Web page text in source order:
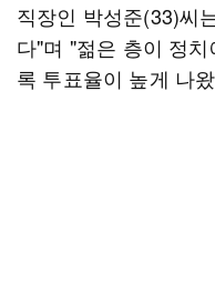
직장인 박성준(33)씨
다"며 "젊은 층이 정
록 투표율이 높게 나